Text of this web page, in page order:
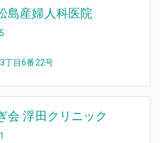
島産婦人科医院
丁目6番22号
会 浮田クリニック